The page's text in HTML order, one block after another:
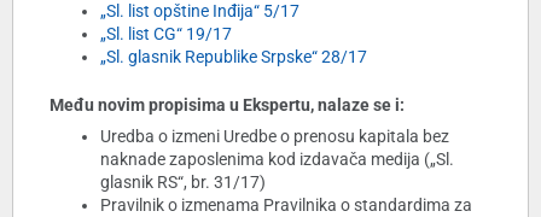
„Sl. list opštine Inđija“ 5/17
„Sl. list CG“ 19/17
„Sl. glasnik Republike Srpske“ 28/17
Među novim propisima u Ekspertu, nalaze se i:
Uredba o izmeni Uredbe o prenosu kapitala bez
naknade zaposlenima kod izdavača medija („Sl.
glasnik RS“, br. 31/17)
Pravilnik o izmenama Pravilnika o standardima za